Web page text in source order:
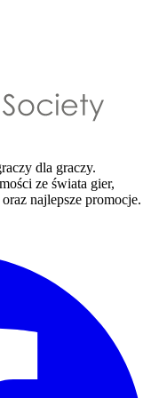
dla graczy.
ze świata gier,
najlepsze promocje.